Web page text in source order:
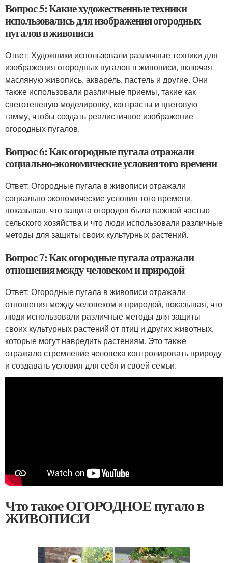
Вопрос 5: Какие художественные техники
использовались для изображения огородных
пугалов в живописи
Ответ: Художники использовали различные техники для
изображения огородных пугалов в живописи, включая
масляную живопись, акварель, пастель и другие. Они
также использовали различные приемы, такие как
светотеневую моделировку, контрасты и цветовую
гамму, чтобы создать реалистичное изображение
огородных пугалов.
Вопрос 6: Как огородные пугала отражали
социально-экономические условия того времени
Ответ: Огородные пугала в живописи отражали
социально-экономические условия того времени,
показывая, что защита огородов была важной частью
сельского хозяйства и что люди использовали различные
методы для защиты своих культурных растений.
Вопрос 7: Как огородные пугала отражали
отношения между человеком и природой
Ответ: Огородные пугала в живописи отражали
отношения между человеком и природой, показывая, что
люди использовали различные методы для защиты
своих культурных растений от птиц и других животных,
которые могут навредить растениям. Это также
отражало стремление человека контролировать природу
и создавать условия для себя и своей семьи.
Что такое ОГОРОДНОЕ пугало в
ЖИВОПИСИ